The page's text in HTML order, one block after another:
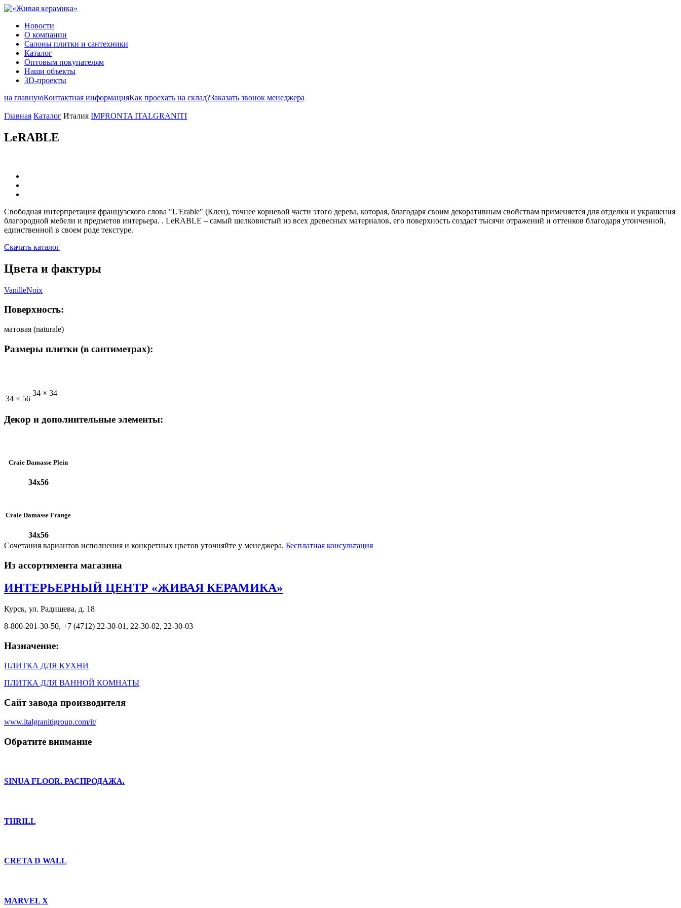
Новости
О компании
Салоны плитки и сантехники
Каталог
Оптовым покупателям
Наши объекты
3D-проекты
на главнуюКонтактная информацияКак проехать на склад?Заказать звонок менеджера
Главная Каталог Италия IMPRONTA ITALGRANITI
LeRABLE
Cвободная интерпретация французского слова "L'Erable" (Клен), точнее корневой части этого дерева, которая, благодаря своим декоративным свойствам применяется для отделки и украшения
благородной мебели и предметов интерьера. . LeRABLE – самый шелковистый из всех древесных материалов, его поверхность создает тысячи отражений и оттенков благодаря утонченной,
единственной в своем роде текстуре.
Скачать каталог
Цвета и фактуры
VanilleNoix
Поверхность:
матовая (naturale)
Размеры плитки (в сантиметрах):
34 × 56
34 × 34
Декор и дополнительные элементы:
Craie Damasse Plein
34x56
Craie Damasse Frange
34x56
Сочетания вариантов исполнения и конкретных цветов уточняйте у менеджера. Бесплатная консультация
Из ассортимента магазина
ИНТЕРЬЕРНЫЙ ЦЕНТР «ЖИВАЯ КЕРАМИКА»
Курск, ул. Радищева, д. 18
8-800-201-30-50, +7 (4712) 22-30-01, 22-30-02, 22-30-03
Назначение:
ПЛИТКА ДЛЯ КУХНИ
ПЛИТКА ДЛЯ ВАННОЙ КОМНАТЫ
Сайт завода производителя
www.italgranitigroup.com/it/
Обратите внимание
SINUA FLOOR. РАСПРОДАЖА.
THRILL
CRETA D WALL
MARVEL X